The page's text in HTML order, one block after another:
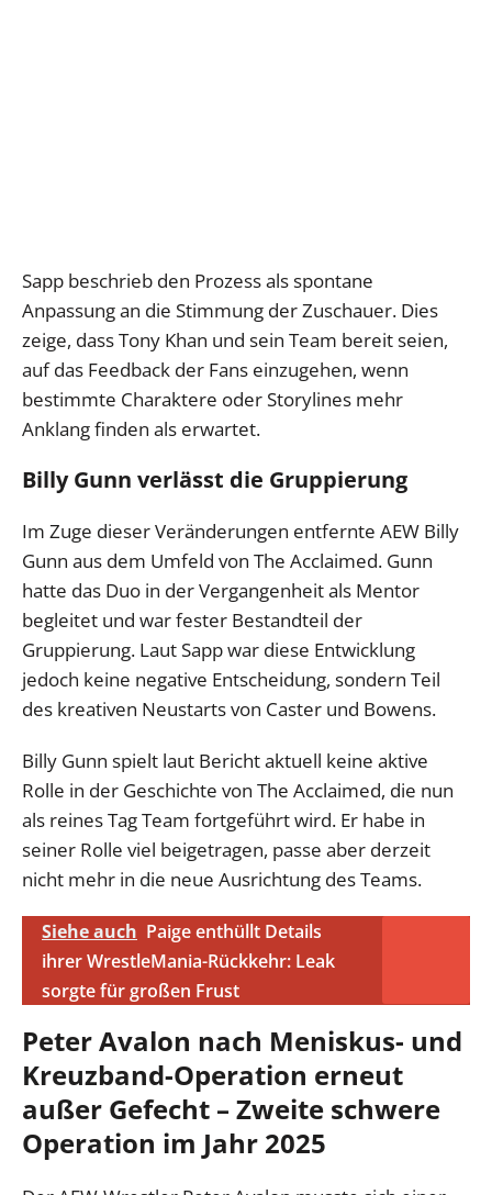
Sapp beschrieb den Prozess als spontane
Anpassung an die Stimmung der Zuschauer. Dies
zeige, dass Tony Khan und sein Team bereit seien,
auf das Feedback der Fans einzugehen, wenn
bestimmte Charaktere oder Storylines mehr
Anklang finden als erwartet.
Billy Gunn verlässt die Gruppierung
Im Zuge dieser Veränderungen entfernte AEW Billy
Gunn aus dem Umfeld von The Acclaimed. Gunn
hatte das Duo in der Vergangenheit als Mentor
begleitet und war fester Bestandteil der
Gruppierung. Laut Sapp war diese Entwicklung
jedoch keine negative Entscheidung, sondern Teil
des kreativen Neustarts von Caster und Bowens.
Billy Gunn spielt laut Bericht aktuell keine aktive
Rolle in der Geschichte von The Acclaimed, die nun
als reines Tag Team fortgeführt wird. Er habe in
seiner Rolle viel beigetragen, passe aber derzeit
nicht mehr in die neue Ausrichtung des Teams.
Siehe auch Paige enthüllt Details
ihrer WrestleMania-Rückkehr: Leak
sorgte für großen Frust
Peter Avalon nach Meniskus- und
Kreuzband-Operation erneut
außer Gefecht – Zweite schwere
Operation im Jahr 2025